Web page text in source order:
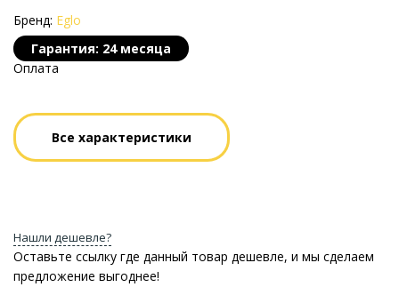
Бренд: Eglo
Гарантия: 24 месяца
Оплата
Все характеристики
Нашли дешевле?
Оставьте ссылку где данный товар дешевле, и мы сделаем
предложение выгоднее!